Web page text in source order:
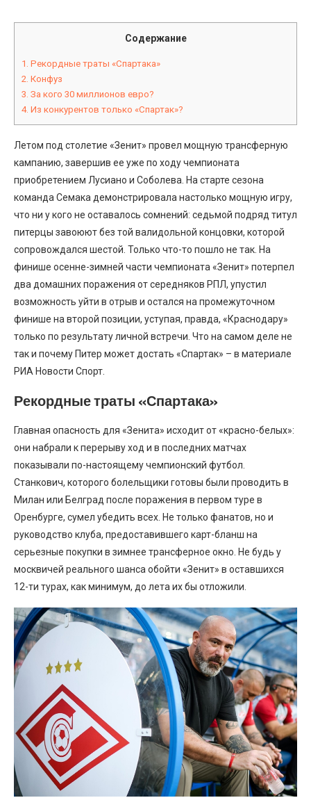
Содержание
1. Рекордные траты «Спартака»
2. Конфуз
3. За кого 30 миллионов евро?
4. Из конкурентов только «Спартак»?
Летом под столетие «Зенит» провел мощную трансферную
кампанию, завершив ее уже по ходу чемпионата
приобретением Лусиано и Соболева. На старте сезона
команда Семака демонстрировала настолько мощную игру,
что ни у кого не оставалось сомнений: седьмой подряд титул
питерцы завоюют без той валидольной концовки, которой
сопровождался шестой. Только что-то пошло не так. На
финише осенне-зимней части чемпионата «Зенит» потерпел
два домашних поражения от середняков РПЛ, упустил
возможность уйти в отрыв и остался на промежуточном
финише на второй позиции, уступая, правда, «Краснодару»
только по результату личной встречи. Что на самом деле не
так и почему Питер может достать «Спартак» – в материале
РИА Новости Спорт.
Рекордные траты «Спартака»
Главная опасность для «Зенита» исходит от «красно-белых»:
они набрали к перерыву ход и в последних матчах
показывали по-настоящему чемпионский футбол.
Станкович, которого болельщики готовы были проводить в
Милан или Белград после поражения в первом туре в
Оренбурге, сумел убедить всех. Не только фанатов, но и
руководство клуба, предоставившего карт-бланш на
серьезные покупки в зимнее трансферное окно. Не будь у
москвичей реального шанса обойти «Зенит» в оставшихся
12-ти турах, как минимум, до лета их бы отложили.